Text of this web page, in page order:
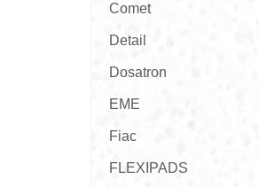
Comet
Detail
Dosatron
EME
Fiac
FLEXIPADS